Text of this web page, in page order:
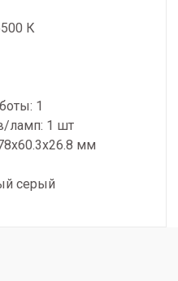
К
1
ламп: 1 шт
мм
серый